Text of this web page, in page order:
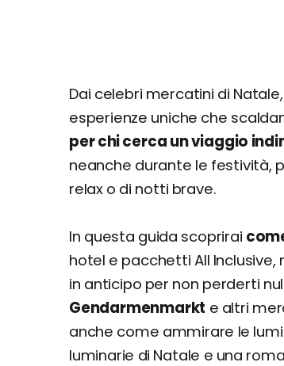
Dai celebri mercatini di
esperienze uniche che
per chi cerca un viaggio
neanche durante le festività,
relax o di notti brave.
In questa guida scoprirai
hotel e pacchetti All
in anticipo per non perderti
Gendarmenmarkt e altri
anche come ammirare le
luminarie di Natale e una